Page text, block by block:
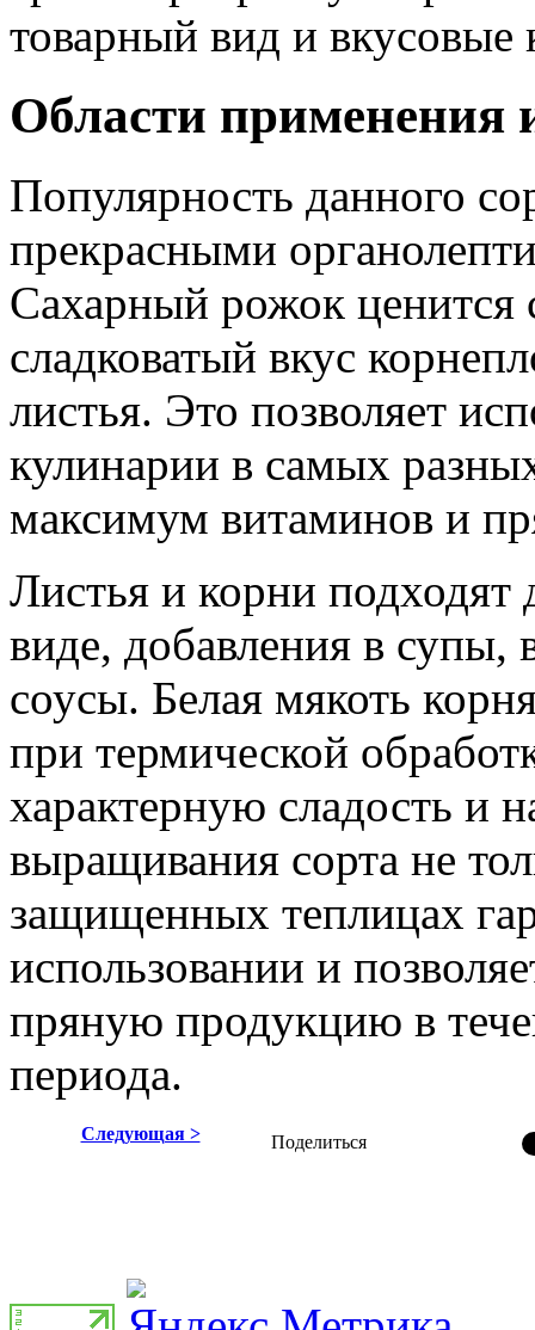
товарный вид и вкусовые
Области применения
Популярность данного
прекрасными
Сахарный рожок ценится
сладковатый вкус
листья. Это позволяет
кулинарии в самых
максимум витаминов и
Листья и корни подходят
виде, добавления в
соусы. Белая мякоть
при термической
характерную сладость и
выращивания сорта не
защищенных теплицах
использовании и
пряную продукцию в
периода.
Поделиться
Следующая >